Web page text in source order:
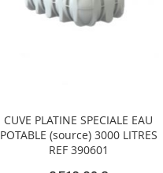
CUVE PLATINE SPECIALE EAU
POTABLE (source) 3000 LITRES
REF 390601